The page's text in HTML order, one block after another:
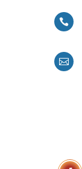

